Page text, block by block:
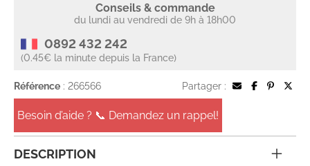
Conseils & commande
du lundi au vendredi de 9h à 18h00
0892 432 242
(0.45€ la minute depuis la France)
Référence : 266566 Partager :
Besoin d’aide ? 📞 Demandez un rappel!
DESCRIPTION